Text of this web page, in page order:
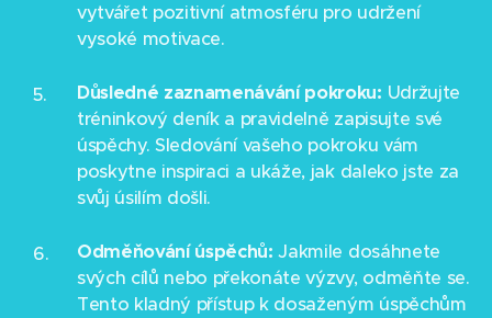
vytvářet pozitivní atmosféru pro udržení
vysoké motivace.
Důsledné zaznamenávání pokroku: Udržujte
tréninkový deník a pravidelně zapisujte své
úspěchy. Sledování vašeho pokroku vám
poskytne inspiraci a ukáže, jak daleko jste za
svůj úsilím došli.
Odměňování úspěchů: Jakmile dosáhnete
svých cílů nebo překonáte výzvy, odměňte se.
Tento kladný přístup k dosaženým úspěchům